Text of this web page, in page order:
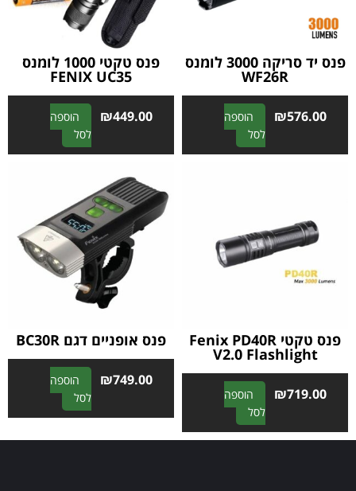
פנס יד סריקה 3000 לומנס
WF26R
₪576.00
הוספה
לסל
A
l
a
t
פנס טקטי 1000 לומנס
FENIX UC35
₪449.00
הוספה
לסל
A
l
n
a
t
i
פנס טקטי Fenix PD40R
V2.0 Flashlight
₪719.00
הוספה
לסל
A
l
פנס אופניים דגם BC30R
₪749.00
הוספה
לסל
A
l